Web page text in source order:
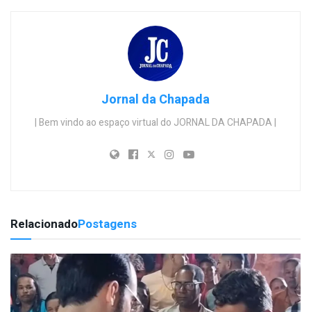
Jornal da Chapada
| Bem vindo ao espaço virtual do JORNAL DA CHAPADA |
RelacionadoPostagens